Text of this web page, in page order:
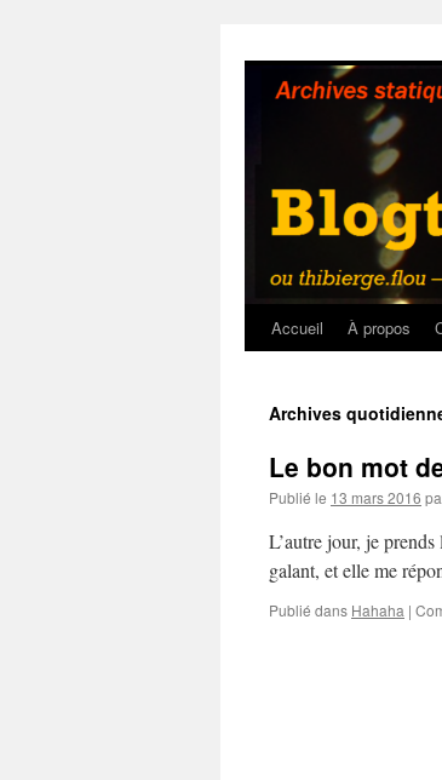
contenu
Accueil À propos
Archives
Le bon mot
Publié le 13 mars 2016
L’autre jour, je
galant, et elle me
Publié dans Hahaha |